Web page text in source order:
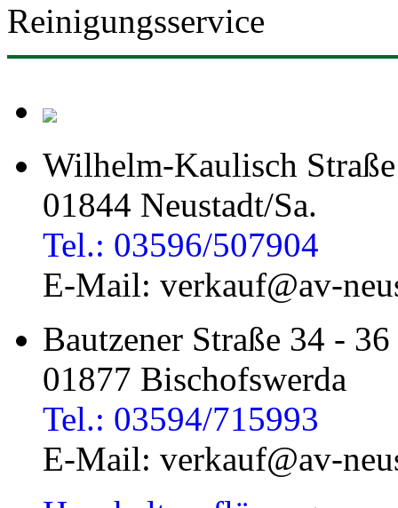
Reinigungsservice
Wilhelm-Kaulisch
01844 Neustadt/Sa.
Tel.: 03596/507904
E-Mail: verkauf@av-
Bautzener Straße 34 - 36
01877 Bischofswerda
Tel.: 03594/715993
E-Mail: verkauf@av-